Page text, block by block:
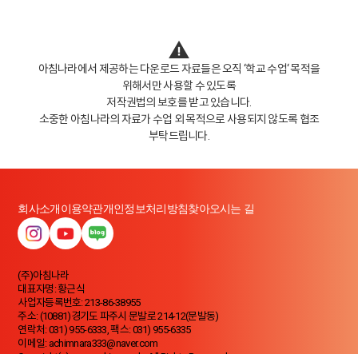
아침나라에서 제공하는 다운로드 자료들은 오직 ‘학교 수업‘ 목적을
위해서만 사용할 수 있도록
저작권법의 보호를 받고 있습니다.
소중한 아침나라의 자료가 수업 외 목적으로 사용되지 않도록 협조
부탁드립니다.
회사소개 이용약관개인정보처리방침찾아오시는 길
(주)아침나라
대표자명: 황근식
사업자등록번호: 213-86-38955
주소: (10881)경기도 파주시 문발로 214-12(문발동)
연락처: 031) 955-6333, 팩스: 031) 955-6335
이메일: achimnara333@naver.com